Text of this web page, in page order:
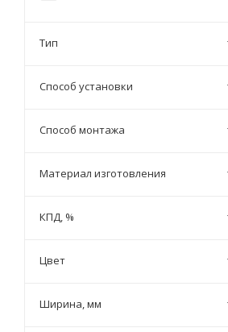
Тип
Способ установки
Способ монтажа
Материал изготовления
КПД, %
Цвет
Ширина, мм